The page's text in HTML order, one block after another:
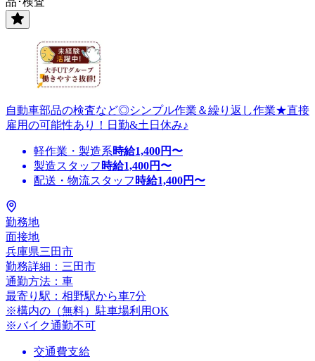
自動車部品の検査など◎シンプル作業＆繰り返し作業★直接
雇用の可能性あり！日勤&土日休み♪
軽作業・製造系時給1,400円〜
製造スタッフ 時給1,400円〜
配送・物流スタッフ 時給1,400円〜
勤務地
面接地
兵庫県三田市
勤務詳細：三田市
通勤方法：車
最寄り駅：相野駅から車7分
※構内の（無料）駐車場利用OK
※バイク通勤不可
交通費支給